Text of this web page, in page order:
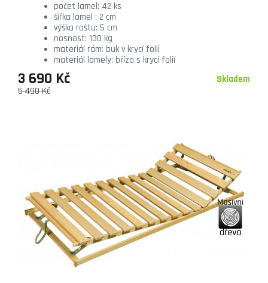
počet lamel: 42 ks
šířka lamel : 2 cm
výška roštu: 5 cm
nosnost: 130 kg
materiál rám: buk v krycí folii
materiál lamely: bříza s krycí folií
Skladem
5 490 Kč
3 690 Kč